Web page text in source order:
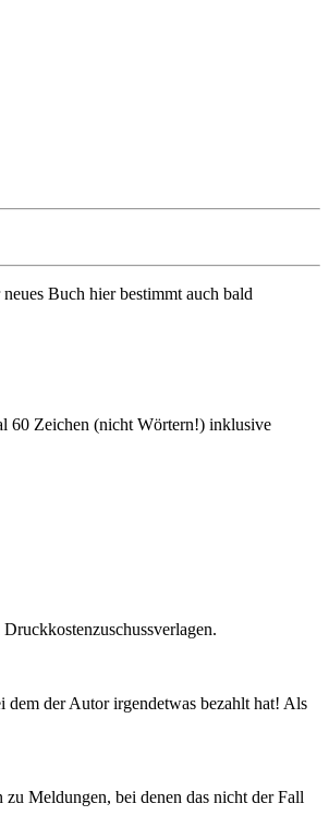
Buch hier bestimmt auch bald
60 Zeichen (nicht Wörtern!) inklusive
dem der Autor irgendetwas bezahlt hat! Als
Meldungen, bei denen das nicht der Fall